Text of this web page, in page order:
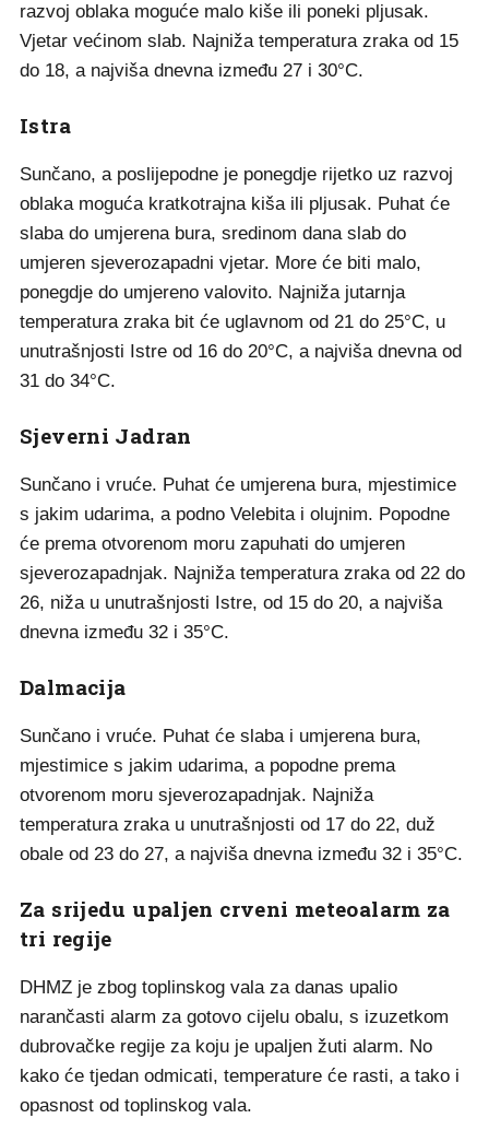
razvoj oblaka moguće malo kiše ili poneki pljusak.
Vjetar većinom slab. Najniža temperatura zraka od 15
do 18, a najviša dnevna između 27 i 30°C.
Istra
Sunčano, a poslijepodne je ponegdje rijetko uz razvoj
oblaka moguća kratkotrajna kiša ili pljusak. Puhat će
slaba do umjerena bura, sredinom dana slab do
umjeren sjeverozapadni vjetar. More će biti malo,
ponegdje do umjereno valovito. Najniža jutarnja
temperatura zraka bit će uglavnom od 21 do 25°C, u
unutrašnjosti Istre od 16 do 20°C, a najviša dnevna od
31 do 34°C.
Sjeverni Jadran
Sunčano i vruće. Puhat će umjerena bura, mjestimice
s jakim udarima, a podno Velebita i olujnim. Popodne
će prema otvorenom moru zapuhati do umjeren
sjeverozapadnjak. Najniža temperatura zraka od 22 do
26, niža u unutrašnjosti Istre, od 15 do 20, a najviša
dnevna između 32 i 35°C.
Dalmacija
Sunčano i vruće. Puhat će slaba i umjerena bura,
mjestimice s jakim udarima, a popodne prema
otvorenom moru sjeverozapadnjak. Najniža
temperatura zraka u unutrašnjosti od 17 do 22, duž
obale od 23 do 27, a najviša dnevna između 32 i 35°C.
Za srijedu upaljen crveni meteoalarm za
tri regije
DHMZ je zbog toplinskog vala za danas upalio
narančasti alarm za gotovo cijelu obalu, s izuzetkom
dubrovačke regije za koju je upaljen žuti alarm. No
kako će tjedan odmicati, temperature će rasti, a tako i
opasnost od toplinskog vala.